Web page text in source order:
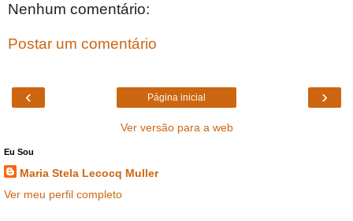
Nenhum comentário:
Postar um comentário
‹ ›
Página inicial
Ver versão para a web
Eu Sou
Maria Stela Lecocq Muller
Ver meu perfil completo